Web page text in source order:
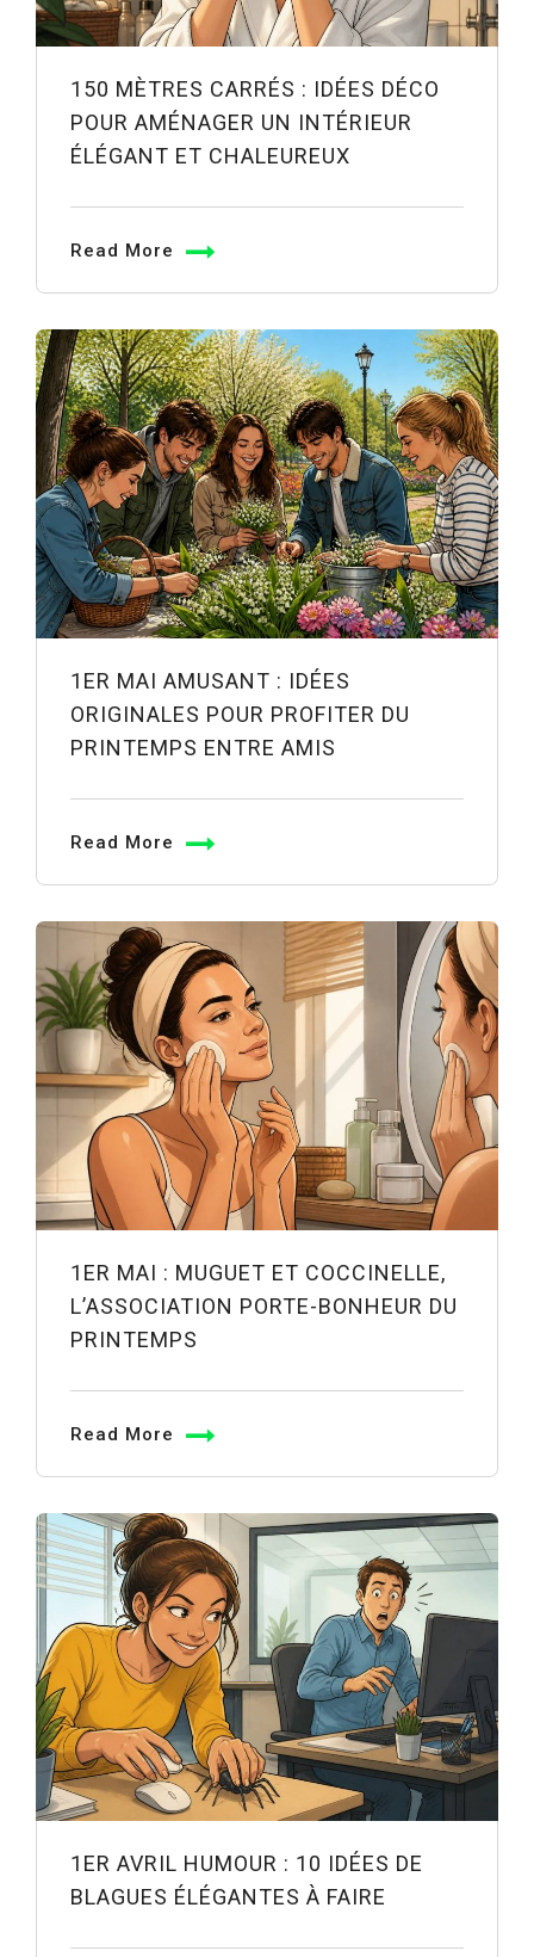
150 MÈTRES CARRÉS : IDÉES DÉCO
POUR AMÉNAGER UN INTÉRIEUR
ÉLÉGANT ET CHALEUREUX
Read More
1ER MAI AMUSANT : IDÉES
ORIGINALES POUR PROFITER DU
PRINTEMPS ENTRE AMIS
Read More
1ER MAI : MUGUET ET COCCINELLE,
L’ASSOCIATION PORTE-BONHEUR DU
PRINTEMPS
Read More
1ER AVRIL HUMOUR : 10 IDÉES DE
BLAGUES ÉLÉGANTES À FAIRE